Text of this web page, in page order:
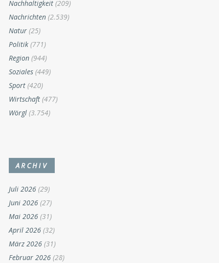
Nachhaltigkeit (209)
Nachrichten (2.539)
Natur (25)
Politik (771)
Region (944)
Soziales (449)
Sport (420)
Wirtschaft (477)
Wörgl (3.754)
ARCHIV
Juli 2026 (29)
Juni 2026 (27)
Mai 2026 (31)
April 2026 (32)
März 2026 (31)
Februar 2026 (28)